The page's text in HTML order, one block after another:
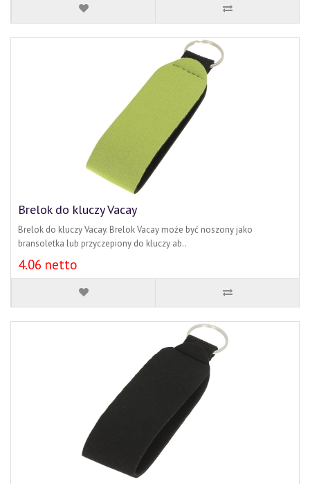
Brelok do kluczy Vacay
Brelok do kluczy Vacay. Brelok Vacay może być noszony jako
bransoletka lub przyczepiony do kluczy ab..
4.06 netto